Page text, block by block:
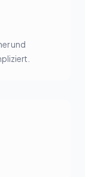
und